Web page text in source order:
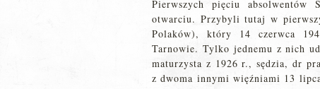
Pierwszych pięciu
otwarciu. Przybyli tutaj w
Polaków), który 14 czerwca
Tarnowie. Tylko jednemu z nich
maturzysta z 1926 r., sędzia, dr
z dwoma innymi więźniami 13